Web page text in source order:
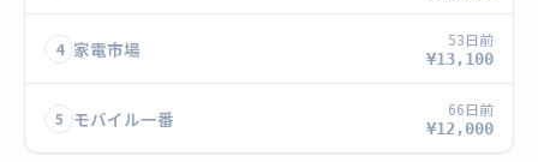
4 家電市場 53日前
¥13,100
5 モバイル一番 66日前
¥12,000